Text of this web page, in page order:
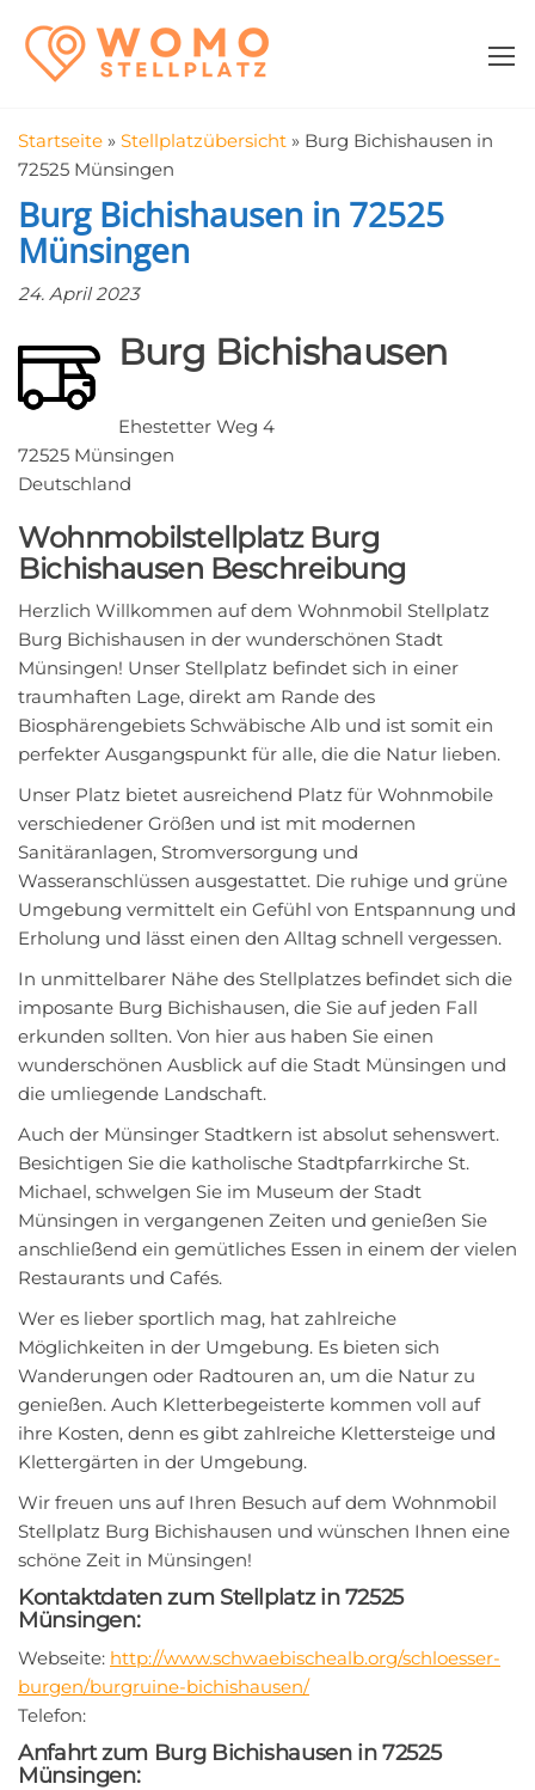
Inhalt
springen
in der Nähe
Startseite » Stellplatzübersicht » Burg Bichishausen in
72525 Münsingen
Burg Bichishausen in 72525
Münsingen
24. April 2023
Burg Bichishausen
Ehestetter Weg 4
72525 Münsingen
Deutschland
Wohnmobilstellplatz Burg
Bichishausen Beschreibung
Herzlich Willkommen auf dem Wohnmobil Stellplatz
Burg Bichishausen in der wunderschönen Stadt
Münsingen! Unser Stellplatz befindet sich in einer
traumhaften Lage, direkt am Rande des
Biosphärengebiets Schwäbische Alb und ist somit ein
perfekter Ausgangspunkt für alle, die die Natur lieben.
Unser Platz bietet ausreichend Platz für Wohnmobile
verschiedener Größen und ist mit modernen
Sanitäranlagen, Stromversorgung und
Wasseranschlüssen ausgestattet. Die ruhige und grüne
Umgebung vermittelt ein Gefühl von Entspannung und
Erholung und lässt einen den Alltag schnell vergessen.
In unmittelbarer Nähe des Stellplatzes befindet sich die
imposante Burg Bichishausen, die Sie auf jeden Fall
erkunden sollten. Von hier aus haben Sie einen
wunderschönen Ausblick auf die Stadt Münsingen und
die umliegende Landschaft.
Auch der Münsinger Stadtkern ist absolut sehenswert.
Besichtigen Sie die katholische Stadtpfarrkirche St.
Michael, schwelgen Sie im Museum der Stadt
Münsingen in vergangenen Zeiten und genießen Sie
anschließend ein gemütliches Essen in einem der vielen
Restaurants und Cafés.
Wer es lieber sportlich mag, hat zahlreiche
Möglichkeiten in der Umgebung. Es bieten sich
Wanderungen oder Radtouren an, um die Natur zu
genießen. Auch Kletterbegeisterte kommen voll auf
ihre Kosten, denn es gibt zahlreiche Klettersteige und
Klettergärten in der Umgebung.
Wir freuen uns auf Ihren Besuch auf dem Wohnmobil
Stellplatz Burg Bichishausen und wünschen Ihnen eine
schöne Zeit in Münsingen!
Kontaktdaten zum Stellplatz in 72525
Münsingen:
Webseite: http://www.schwaebischealb.org/schloesser-
burgen/burgruine-bichishausen/
Telefon:
Anfahrt zum Burg Bichishausen in 72525
Münsingen: